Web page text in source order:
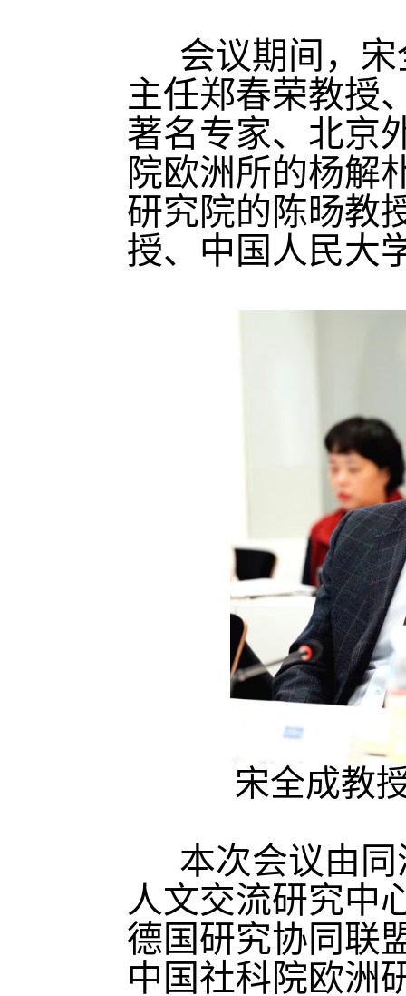
会议期间，宋
主任郑春荣教授
著名专家、北京
院欧洲所的杨解
研究院的陈旸教
授、中国人民大
宋全成教
本次会议由同
人文交流研究中
德国研究协同联
中国社科院欧洲